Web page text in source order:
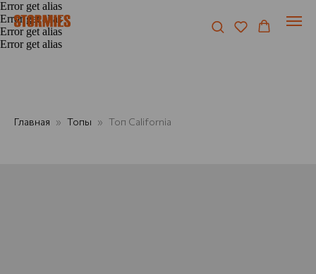
Error get alias
Error get alias
Error get alias
Error get alias
Главная Топы Топ California